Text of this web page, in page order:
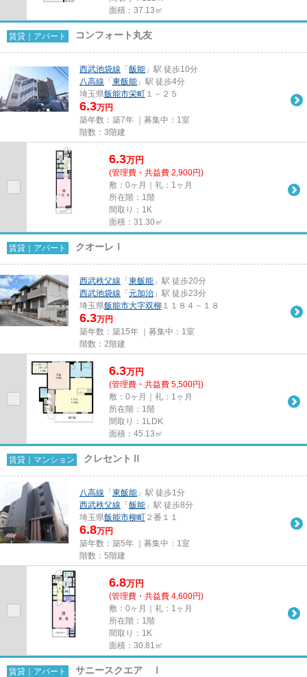
面積：37.13㎡
賃貸｜アパート コンフォート丸友
西武池袋線 「 飯能 」駅 徒歩10分
八高線 「 東飯能 」駅 徒歩4分
埼玉県飯能市栄町 １－２５
6.3万円
築年数：築7年 ｜募集中： 1室
階数：3階建
6.3万円
(管理費・共益費 2,900円)
敷：0ヶ月｜礼：1ヶ月
所在階：1階
間取り：1K
面積：31.30㎡
賃貸｜アパート クオーレⅠ
西武秩父線 「 東飯能 」駅 徒歩20分
西武池袋線 「 元加治 」駅 徒歩23分
埼玉県飯能市大字双柳 １１８４－１８
6.3万円
築年数：築15年 ｜募集中： 1室
階数：2階建
6.3万円
(管理費・共益費 5,500円)
敷：0ヶ月｜礼：1ヶ月
所在階：1階
間取り：1LDK
面積：45.13㎡
賃貸｜マンション クレセントⅡ
八高線 「 東飯能 」駅 徒歩1分
西武秩父線 「 飯能 」駅 徒歩8分
埼玉県飯能市柳町 ２番１１
6.8万円
築年数：築5年 ｜募集中： 1室
階数：5階建
6.8万円
(管理費・共益費 4,600円)
敷：0ヶ月｜礼：1ヶ月
所在階：1階
間取り：1K
面積：30.81㎡
賃貸｜アパート サニースクエア Ⅰ